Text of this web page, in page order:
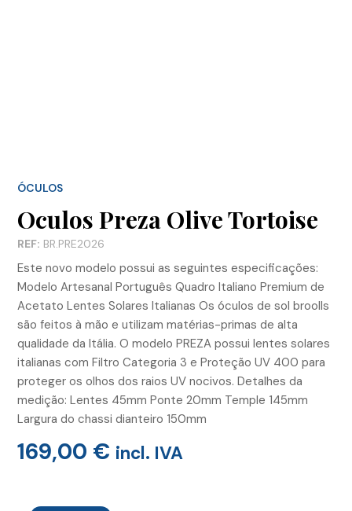
ÓCULOS
Oculos Preza Olive Tortoise
REF: BR.PRE2026
Este novo modelo possui as seguintes especificações:
Modelo Artesanal Português Quadro Italiano Premium de
Acetato Lentes Solares Italianas Os óculos de sol broolls
são feitos à mão e utilizam matérias-primas de alta
qualidade da Itália. O modelo PREZA possui lentes solares
italianas com Filtro Categoria 3 e Proteção UV 400 para
proteger os olhos dos raios UV nocivos. Detalhes da
medição: Lentes 45mm Ponte 20mm Temple 145mm
Largura do chassi dianteiro 150mm
169,00 € incl. IVA